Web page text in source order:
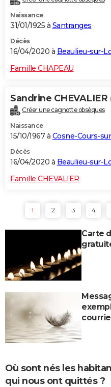
Naissance
31/01/1925 à Santranges
Décès
16/04/2020 à Beaulieu-sur-
Famille CHAPEAU
Sandrine CHEVALIER
Créer une cagnotte obsèques
Naissance
15/10/1967 à Cosne-Cours-
Décès
16/04/2020 à Beaulieu-sur-
Famille CHEVALIER
1 2 3 4
Carte
Où sont nés les
qui nous ont quittés ?